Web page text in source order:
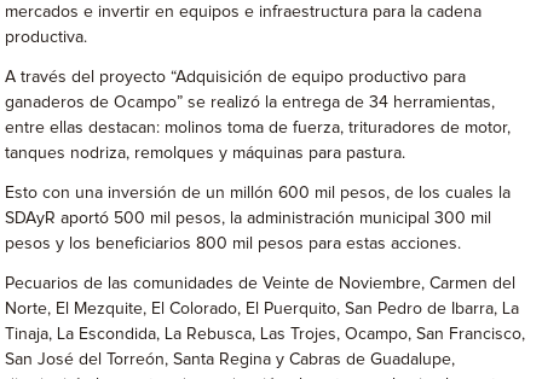
mercados e invertir en equipos e infraestructura para la cadena
productiva.
A través del proyecto “Adquisición de equipo productivo para
ganaderos de Ocampo” se realizó la entrega de 34 herramientas,
entre ellas destacan: molinos toma de fuerza, trituradores de motor,
tanques nodriza, remolques y máquinas para pastura.
Esto con una inversión de un millón 600 mil pesos, de los cuales la
SDAyR aportó 500 mil pesos, la administración municipal 300 mil
pesos y los beneficiarios 800 mil pesos para estas acciones.
Pecuarios de las comunidades de Veinte de Noviembre, Carmen del
Norte, El Mezquite, El Colorado, El Puerquito, San Pedro de Ibarra, La
Tinaja, La Escondida, La Rebusca, Las Trojes, Ocampo, San Francisco,
San José del Torreón, Santa Regina y Cabras de Guadalupe,